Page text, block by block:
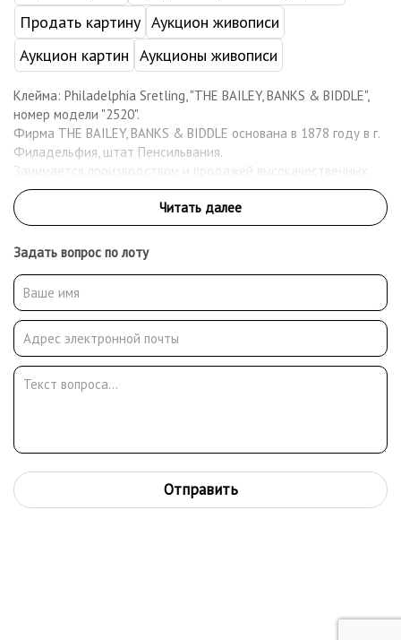
Продать картину Аукцион живописи
Аукцион картин Аукционы живописи
Клейма: Philadelphia Sretling, "THE BAILEY, BANKS & BIDDLE",
номер модели "2520".
Фирма THE BAILEY, BANKS & BIDDLE основана в 1878 году в г.
Филадельфия, штат Пенсильвания.
Занимается производством и продажей высокачественных
изделий из серебра, а также столовой посуды.
Задать вопрос по лоту
Отправить